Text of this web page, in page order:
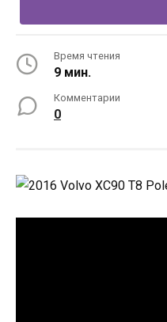
Время чтения
9 мин.
Комментарии
0